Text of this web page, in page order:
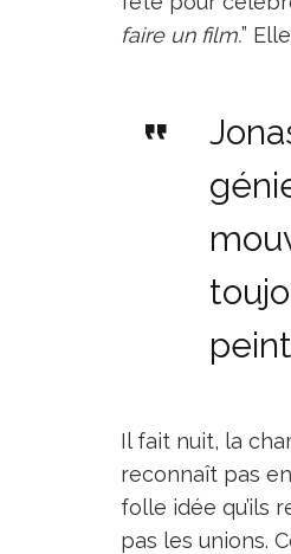
faire un film.”
Il fait nuit, la
reconnaît pas
folle idée qu’ils
pas les unions.